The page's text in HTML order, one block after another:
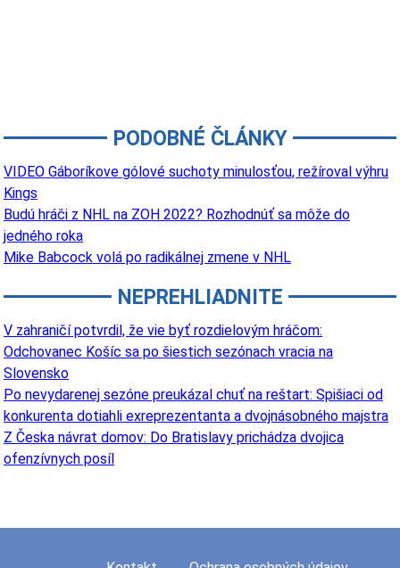
PODOBNÉ ČLÁNKY
VIDEO Gáboríkove gólové suchoty minulosťou, režíroval výhru
Kings
Budú hráči z NHL na ZOH 2022? Rozhodnúť sa môže do
jedného roka
Mike Babcock volá po radikálnej zmene v NHL
NEPREHLIADNITE
V zahraničí potvrdil, že vie byť rozdielovým hráčom:
Odchovanec Košíc sa po šiestich sezónach vracia na
Slovensko
Po nevydarenej sezóne preukázal chuť na reštart: Spišiaci od
konkurenta dotiahli exreprezentanta a dvojnásobného majstra
Z Česka návrat domov: Do Bratislavy prichádza dvojica
ofenzívnych posíl